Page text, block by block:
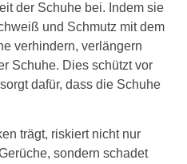
der Schuhe bei. Indem sie
und Schmutz mit dem
verhindern, verlängern
Schuhe. Dies schützt vor
dafür, dass die Schuhe
trägt, riskiert nicht nur
sondern schadet